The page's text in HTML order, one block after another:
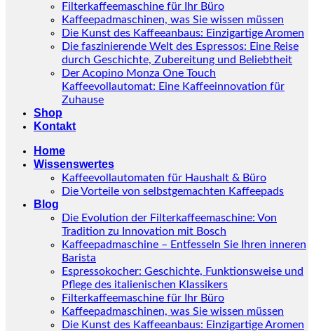
Filterkaffeemaschine für Ihr Büro
Kaffeepadmaschinen, was Sie wissen müssen
Die Kunst des Kaffeeanbaus: Einzigartige Aromen
Die faszinierende Welt des Espressos: Eine Reise
durch Geschichte, Zubereitung und Beliebtheit
Der Acopino Monza One Touch
Kaffeevollautomat: Eine Kaffeeinnovation für
Zuhause
Shop
Kontakt
Home
Wissenswertes
Kaffeevollautomaten für Haushalt & Büro
Die Vorteile von selbstgemachten Kaffeepads
Blog
Die Evolution der Filterkaffeemaschine: Von
Tradition zu Innovation mit Bosch
Kaffeepadmaschine – Entfesseln Sie Ihren inneren
Barista
Espressokocher: Geschichte, Funktionsweise und
Pflege des italienischen Klassikers
Filterkaffeemaschine für Ihr Büro
Kaffeepadmaschinen, was Sie wissen müssen
Die Kunst des Kaffeeanbaus: Einzigartige Aromen